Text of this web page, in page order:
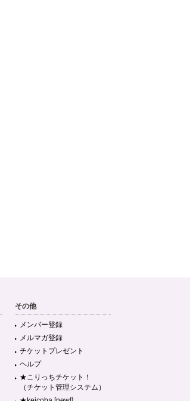
その他
メンバー登録
メルマガ登録
チケットプレゼント
ヘルプ
★こりっちチケット！
（チケット管理システム）